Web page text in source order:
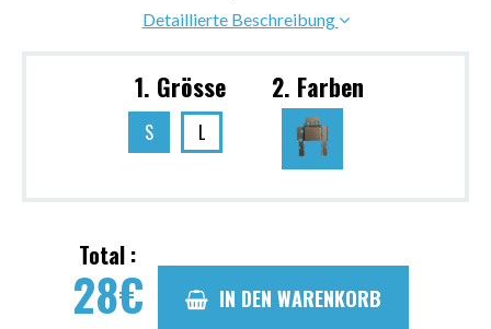
Detaillierte Beschreibung
1. Grösse
S L
2. Farben
Total :
28€ IN DEN WARENKORB